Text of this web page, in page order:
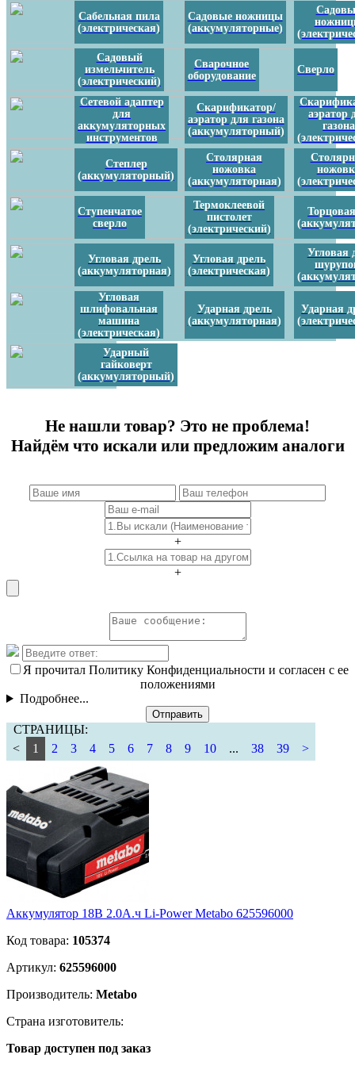
Сабельная пила
(электрическая)
Садовые ножницы
(аккумуляторные)
Садовый
измельчитель
(электрический)
Сварочное
оборудование
Сверло
Сетевой адаптер
для
аккумуляторных
инструментов
Скарификатор/
аэратор для газона
(аккумуляторный)
аэратор
газона
Степлер
(аккумуляторный)
Столярная
ножовка
(аккумуляторная)
Ступенчатое
сверло
Термоклеевой
пистолет
(электрический)
Угловая дрель
(аккумуляторная)
Угловая дрель
(электрическая)
Угловая
Угловая
шлифовальная
машина
(электрическая)
Ударная дрель
(аккумуляторная)
Ударная
Ударный
гайковерт
(аккумуляторный)
Не нашли товар? Это не проблема!
Найдём что искали или предложим аналоги
+
+
Я прочитал Политику Конфиденциальности и согласен с ее
положениями
Подробнее...
Отправить
СТРАНИЦЫ:
<
1 2 3 4 5 6 7 8 9 10 ... 38 39 >
Аккумулятор 18В 2.0А.ч Li-Power Metabo 625596000
Код товара: 105374
Артикул: 625596000
Производитель: Metabo
Страна изготовитель:
Товар доступен под заказ